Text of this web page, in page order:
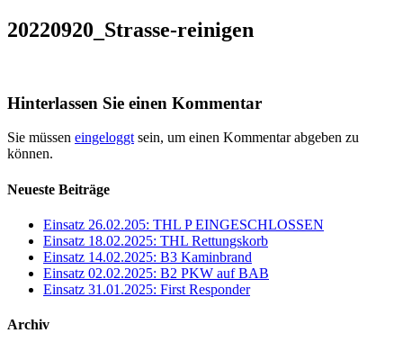
20220920_Strasse-reinigen
Hinterlassen Sie einen Kommentar
Sie müssen eingeloggt sein, um einen Kommentar abgeben zu
können.
Neueste Beiträge
Einsatz 26.02.205: THL P EINGESCHLOSSEN
Einsatz 18.02.2025: THL Rettungskorb
Einsatz 14.02.2025: B3 Kaminbrand
Einsatz 02.02.2025: B2 PKW auf BAB
Einsatz 31.01.2025: First Responder
Archiv